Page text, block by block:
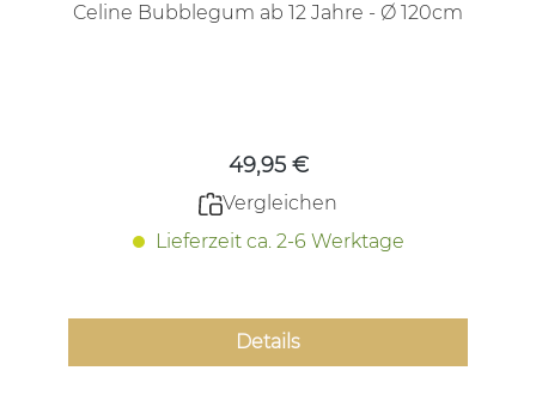
Celine Bubblegum ab 12 Jahre - Ø 120cm
49,95 €
Vergleichen
Lieferzeit ca. 2-6 Werktage
Details